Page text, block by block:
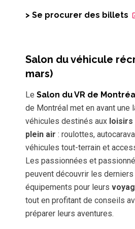
> Se procurer des billets
Salon du véhicule
mars)
Le Salon du VR de
de Montréal met en avant une
véhicules destinés aux loisirs
plein air : roulottes,
véhicules tout-terrain et
Les passionnées et
peuvent découvrir les
équipements pour leurs
tout en profitant de conseils
préparer leurs aventures.